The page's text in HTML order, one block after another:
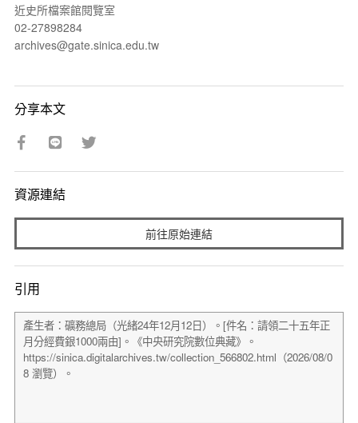
近史所檔案館閱覽室
02-27898284
archives@gate.sinica.edu.tw
分享本文
資源連結
前往原始連結
引用